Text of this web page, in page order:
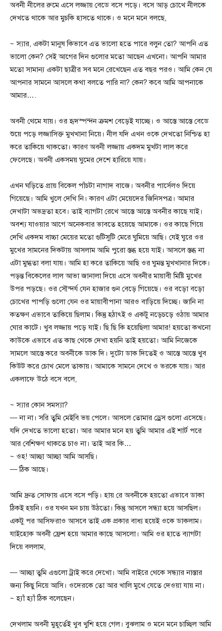
অবনী নীলের রুমে এসে লজ্জায় বেডে বসে পড়ে। বসে আড় চোখে নীলকে
দেখতে থাকে আর মুচকি হাসতে থাকে। ও মনে মনে বলছে,
~ স্যার, একটা মানুষ কিভাবে এত ভালো হতে পারে বলুন তো? আপনি এত
ভালো কেন? সেই আগের দিন গুলোর মতো আছেন এখনো। আপনি আমার
মতো সামান্য একটা ছাত্রীর সব মনে রেখেছেন এত বছর পরও। আমি কেন যে
আপনার সামনে আসলে কথা বলতে পারি না? কেন? কবে আমি আপনাকে
আমার….
অবনী থেমে যায়। ওর হৃদস্পন্দন ক্রমশ বেড়েই যাচ্ছে। ও আস্তে আস্তে বেডে
শুয়ে পড়ে লজ্জাসিক্ত মুখখানা নিয়ে। নীল যদি এখন ওকে দেখতো নিশ্চিত হা
করে তাকিয়ে থাকতো। কারণ অবনী লজ্জায় একদম মুখটা লাল করে
ফেলেছে। অবনী একসময় ঘুমের দেশে হারিয়ে যায়।
এখন ঘড়িতে প্রায় বিকেল পাঁচটা নাগাদ বাজে। অবনীর পার্সেলও দিয়ে
গিয়েছে। আমি খুলে দেখি নি। কারণ এটা মেয়েদের জিনিসপত্র। আমার
দেখাটা অভদ্রতা হবে। তাই ব্যাগটা রেখে আস্তে আস্তে অবনীর কাছে যাই।
অবশ্য যাওয়ার আগে অনেকবার ভাবতে হয়েছে আমাকে। ওর কাছে গিয়ে
দেখি একদম বাচ্চা মেয়ের মতো গুটিসুটি মেরে ঘুমিয়ে আছি। যেই ঘুরে ওর
মুখের সামনের দিকটায় আসলাম আমি পুরো স্তব্ধ হয়ে যাই। আসলে স্তব্ধ না
এটা মুগ্ধতা বলা যায়। আমি হা করে তাকিয়ে আছি ওর ঘুমন্ত মুখখানার দিকে।
পড়ন্ত বিকেলের লাল আভা জানালা দিয়ে এসে অবনীর মায়াবী মিষ্টি মুখের
উপর পড়ছে। ওর সৌন্দর্য যেন হাজার গুন বেড়ে গিয়েছে। ওর বড়ো বড়ো
চোখের পাপড়ি গুলো যেন ওর মায়াবীপানা আরও বাড়িয়ে দিচ্ছে। জানি না
কতক্ষণ এভাবে তাকিয়ে ছিলাম। কিন্তু হঠাৎই ও একটু নড়েচড়ে ওঠায় আমার
ঘোর কাটে। খুব লজ্জায় পড়ে যাই। ছি ছি কি হয়েছিলা আমার! হয়তো কখনো
কাউকে এভাবে এত কাছ থেকে দেখা হয়নি তাই হয়তো। আমি নিজেকে
সামলে আস্তে করে অবনীকে ডাক দি। দুটো ডাক দিতেই ও আস্তে আস্তে খুব
কিউট করে চোখ মেলে তাকায়। আমাকে সামনে দেখে ও ভরকে যায়। আর
একলাফে উঠে বসে বলে,
~ স্যার কোন সমস্যা?
— না না। সরি তুমি মেইবি ভয় পেলে। আসলে তোমার ড্রেস গুলো এসেছে।
যদি দেখতে ভালো হতো। আর আমার মনে হয় তুমি আমার এই শার্ট পরে
আর বেশিক্ষণ থাকতে চাও না। তাই আর কি…
~ ওহ! আচ্ছা আচ্ছা আমি আসছি।
— ঠিক আছে।
আমি দ্রুত সোফায় এসে বসে পড়ি। হায় রে অবনীকে হয়তো এভাবে ডাকা
ঠিকই হয়নি। ওর যখন মন চায় উঠতো। কিন্তু আসলে সন্ধ্যা হয়ে আসছিল।
একটু পর আসিফরাও আসবে তাই এক প্রকার বাধ্য হয়েই ওকে ডাকলাম।
যাইহোক অবনী ফ্রেশ হয়ে আমার কাছে আসলো। আমি ওর হাতে ব্যাগটা
দিয়ে বললাম,
— আচ্ছা তুমি এগুলো ট্রাই করে দেখো। আমি বাইরে থেকে সন্ধ্যার নাস্তার
জন্য কিছু নিয়ে আসি। ওদেরকে তো আর খালি মুখে যেতে দেওয়া যায় না।
~ হ্যাঁ হ্যাঁ ঠিক বলেছেন।
দেখলাম অবনী মুহূর্তেই খুব খুশি হয়ে গেল। বুঝলাম ও মনে মনে চাচ্ছিল আমি